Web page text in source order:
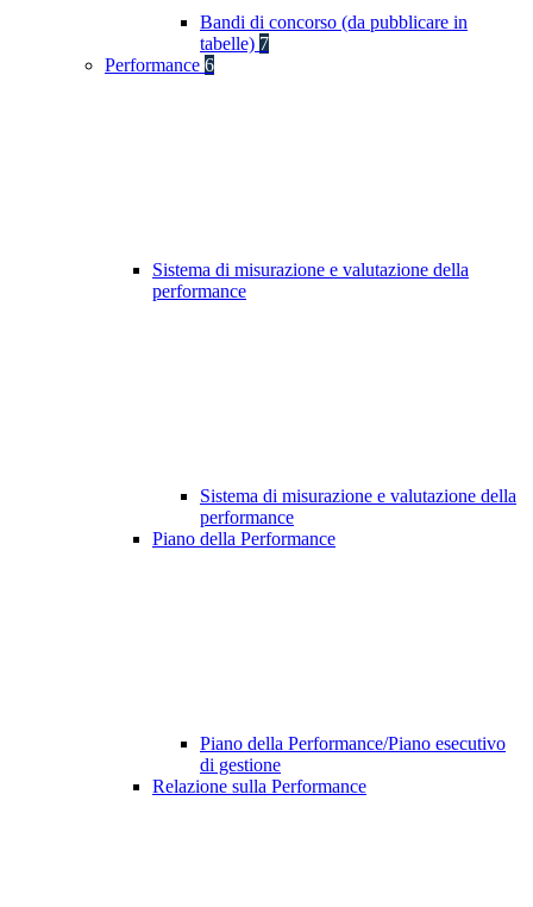
Bandi di concorso (da pubblicare in
tabelle) 7
Performance 6
Sistema di misurazione e valutazione della
performance
Sistema di misurazione e valutazione della
performance
Piano della Performance
Piano della Performance/Piano esecutivo
di gestione
Relazione sulla Performance